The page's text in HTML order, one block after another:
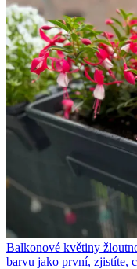
Balkonové květiny
barvu jako první, zjistíte,